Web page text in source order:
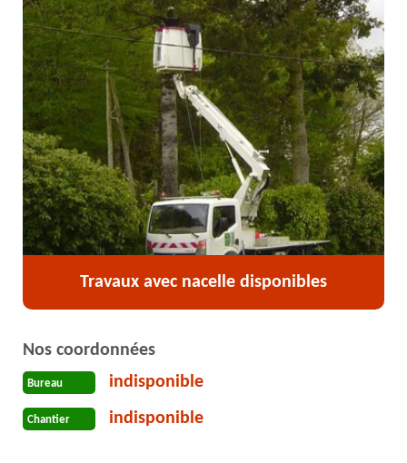
Travaux avec nacelle disponibles
Nos coordonnées
Bureau indisponible
Chantier indisponible